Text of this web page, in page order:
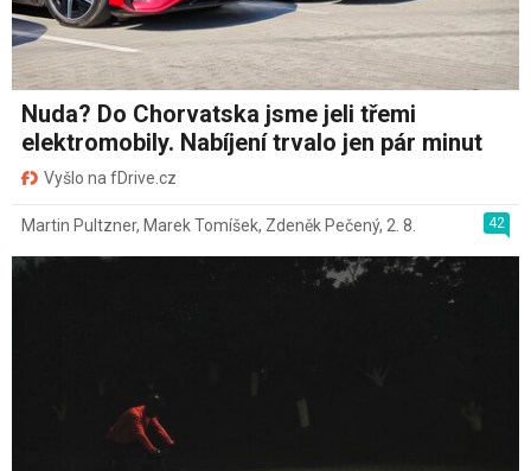
Nuda? Do Chorvatska jsme jeli třemi
elektromobily. Nabíjení trvalo jen pár minut
Vyšlo na fDrive.cz
42
Martin Pultzner, Marek Tomíšek, Zdeněk Pečený, 2. 8.